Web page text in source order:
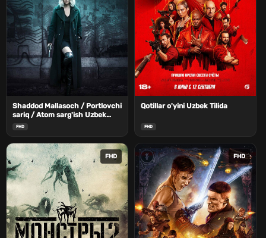
Shaddod Mallasoch / Portlovchi
sariq / Atom sarg'ish Uzbek
Tilida
FHD
Qotillar o'yini Uzbek Tilida
FHD
FHD FHD